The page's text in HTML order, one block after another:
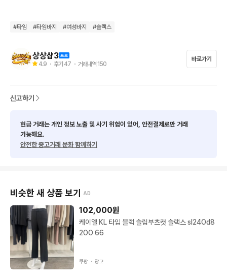
면 14 / 총길이 95
하이엔드 여성복의 기준을 제시하는 타임 정품 고유의 인체공학적
헤드 패턴 기술과 입체 재단 공법이 적용된 프리미엄 슬랙스입니
을 선사합니다. 총길이 95cm의 발목 라인에 군더더기 없이 딱 떨
이는 최상의 피팅 밸런스를 유지해 줍니다. 평소 소장하신 바지 실
측과 꼭 비교 후 구매해 주세요.
크니컬 원단으로 제작되었습니다. 가볍고 찰랑이는 특유의 쿨링
텍스처를 자랑하며, 일반 면바지와 달리 주름이나 구김이 쉽게 가
지 않는 압도적인 구김 방지 내구성을 갖추고 있습니다. 통기성이
뛰어나 봄·여름 시즌 야외 활동이나 무더위 속에서도 살에 끈적하
게 들러붙지 않고 상시 쾌적하고 청량한 착용감을 선사합니다. 세
탁 후에도 옷의 비틀림이나 형태 변형이 적어 관리가 정말 편리합
니다.
#타임 #타임바지 #여성바지 #슬랙스
상상샵3
4.9 ・ 후기 47 ・ 거래내역 150
바로가기
신고하기
현금 거래는 개인 정보 노출 및 사기 위험이 있어, 안전결제로만 거래
가능해요.
안전한 중고거래 문화 함께하기
비슷한 새 상품 보기 AD
102,000원
케이엘 KL 타임 블랙 슬림부츠컷 슬랙스 sl24Od8
2OO 66
쿠팡 ・ 광고